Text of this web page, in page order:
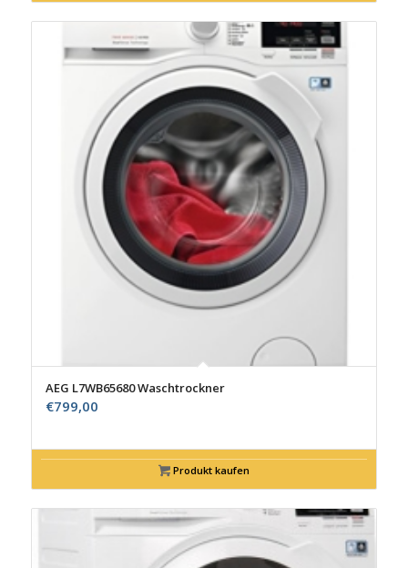
AEG L7WB65680 Waschtrockner
€799,00
Produkt kaufen